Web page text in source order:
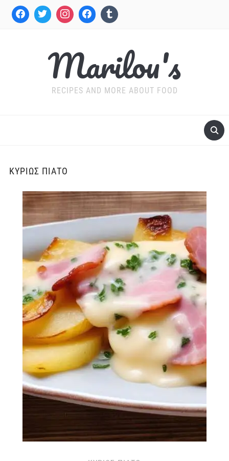
Marilou's
RECIPES AND MORE ABOUT FOOD
ΚΥΡΊΩΣ ΠΙΆΤΟ